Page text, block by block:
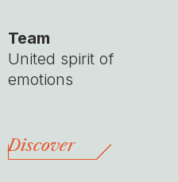
Team
United spirit of
emotions
Discover